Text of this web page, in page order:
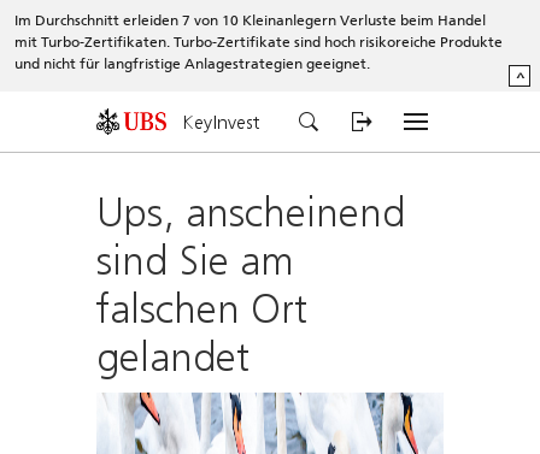
Im Durchschnitt erleiden 7 von 10 Kleinanlegern Verluste beim Handel
mit Turbo-Zertifikaten. Turbo-Zertifikate sind hoch risikoreiche Produkte
und nicht für langfristige Anlagestrategien geeignet.
^
KeyInvest
Ups, anscheinend
sind Sie am
falschen Ort
gelandet